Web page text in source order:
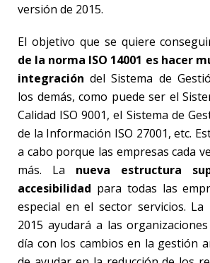
versión de 2015.
El objetivo que se quiere
de la norma ISO 14001 es hacer
integración del Sistema de
los demás, como puede ser el
Calidad ISO 9001, el Sistema de
de la Información ISO 27001, etc.
a cabo porque las empresas cada
más. La nueva estructura
accesibilidad para todas las
especial en el sector servicios. La
2015 ayudará a las
día con los cambios en la gestión